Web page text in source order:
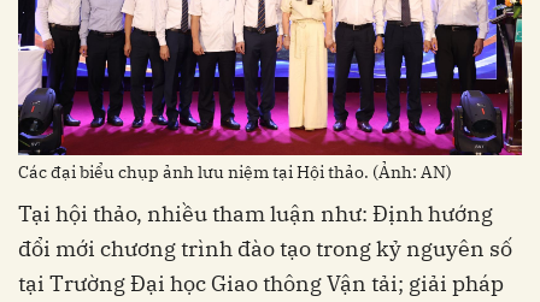
Các đại biểu chụp ảnh lưu niệm tại Hội thảo. (Ảnh: AN)
Tại hội thảo, nhiều tham luận như: Định hướng
đổi mới chương trình đào tạo trong kỷ nguyên số
tại Trường Đại học Giao thông Vận tải; giải pháp